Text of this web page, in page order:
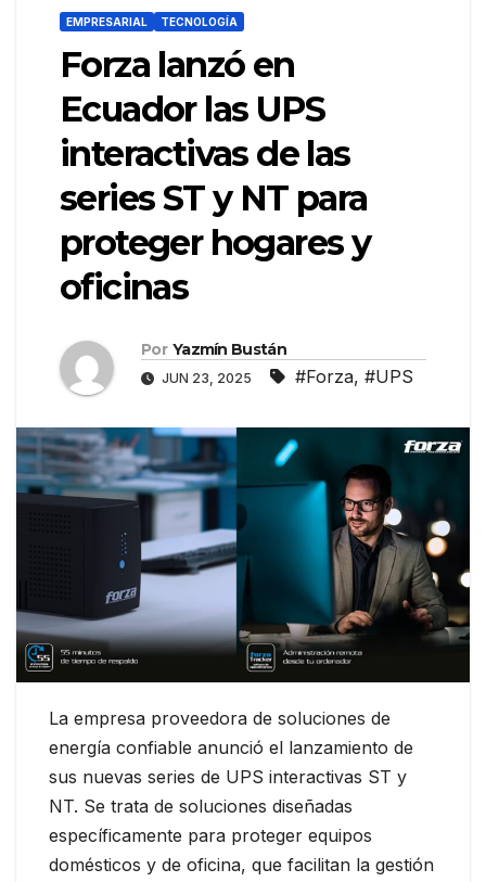
EMPRESARIAL TECNOLOGÍA
Forza lanzó en
Ecuador las UPS
interactivas de las
series ST y NT para
proteger hogares y
oficinas
Por Yazmín Bustán
JUN 23, 2025 #Forza, #UPS
La empresa proveedora de soluciones de
energía confiable anunció el lanzamiento de
sus nuevas series de UPS interactivas ST y
NT. Se trata de soluciones diseñadas
específicamente para proteger equipos
domésticos y de oficina, que facilitan la gestión